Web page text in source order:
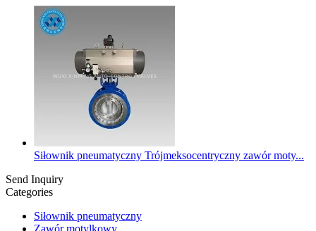
Siłownik pneumatyczny Trójmeksocentryczny zawór moty...
Send Inquiry
Categories
Siłownik pneumatyczny
Zawór motylkowy